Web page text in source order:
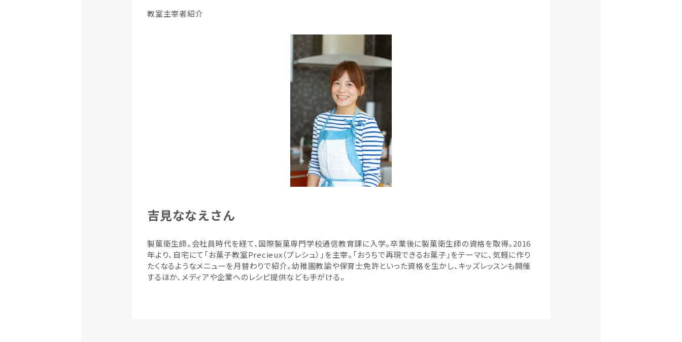
教室主宰者紹介
吉見ななえさん
製菓衛生師。会社員時代を経て、国際製菓専門学校通信教育課に入学。卒業後に製菓衛生師の資格を取得。2016
年より、自宅にて「お菓子教室Precieux（プレシュ）」を主宰。「おうちで再現できるお菓子」をテーマに、気軽に作り
たくなるようなメニューを月替わりで紹介。幼稚園教諭や保育士免許といった資格を生かし、キッズレッスンも開催
するほか、メディアや企業へのレシピ提供なども手がける。